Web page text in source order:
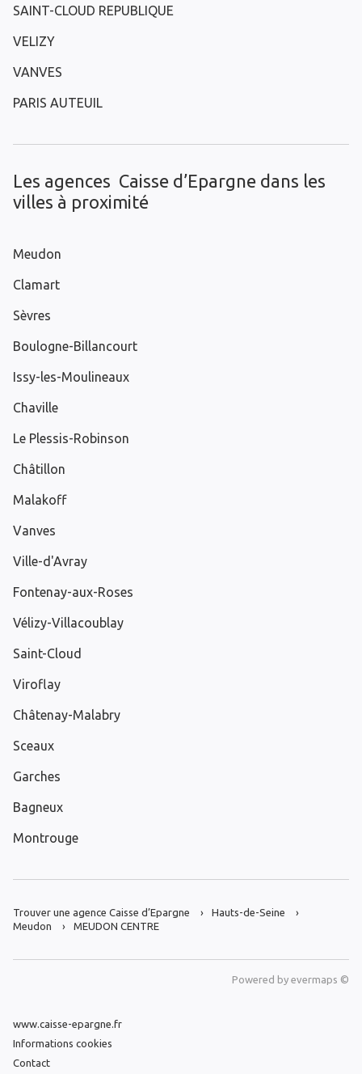
SAINT-CLOUD REPUBLIQUE
VELIZY
VANVES
PARIS AUTEUIL
Les agences Caisse d’Epargne dans les
villes à proximité
Meudon
Clamart
Sèvres
Boulogne-Billancourt
Issy-les-Moulineaux
Chaville
Le Plessis-Robinson
Châtillon
Malakoff
Vanves
Ville-d'Avray
Fontenay-aux-Roses
Vélizy-Villacoublay
Saint-Cloud
Viroflay
Châtenay-Malabry
Sceaux
Garches
Bagneux
Montrouge
Trouver une agence Caisse d’Epargne
Hauts-de-Seine
Meudon
MEUDON CENTRE
Powered by evermaps ©
www.caisse-epargne.fr
Informations cookies
Contact